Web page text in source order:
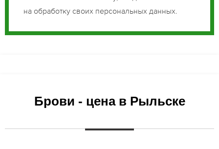
на обработку своих персональных данных.
Брови - цена в Рыльске